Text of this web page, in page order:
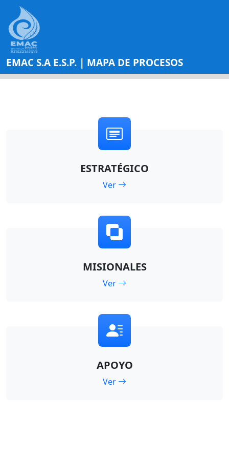
EMAC S.A E.S.P. | MAPA DE PROCESOS
ESTRATÉGICO
Ver
MISIONALES
Ver
APOYO
Ver